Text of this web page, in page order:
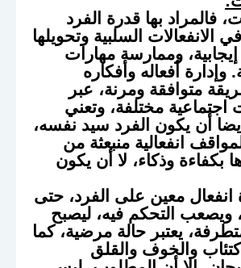
فالمراد بها قدرة الفرد
الانفعالات السلبية وتحويلها
إيجابية، وممارسة مهارات
وإدارة أفعاله وأفكاره
متوافقة ومرنة، عبر
اجتماعية مختلفة، وتعني
أن يكون الفرد سيد نفسه،
انفعالية منبعثة من
بكفاءة وذكاء، لا أن يكون
معين على الفرد، حتى
ويصعب التحكم فيه، ليصبح
يعتبر حالة مرضية، كما
والخوف والقلق